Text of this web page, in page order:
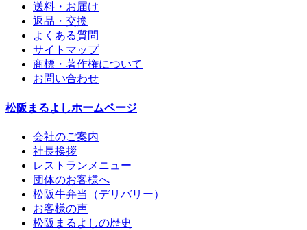
送料・お届け
返品・交換
よくある質問
サイトマップ
商標・著作権について
お問い合わせ
松阪まるよしホームページ
会社のご案内
社長挨拶
レストランメニュー
団体のお客様へ
松阪牛弁当（デリバリー）
お客様の声
松阪まるよしの歴史